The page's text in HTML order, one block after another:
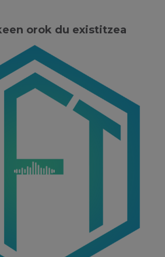
orok du existitzea